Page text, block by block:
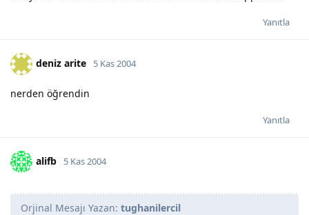
Yanıtla
deniz arite 5 Kas 2004
nerden öğrendin
Yanıtla
alifb 5 Kas 2004
Orjinal Mesajı Yazan: tughanilercil